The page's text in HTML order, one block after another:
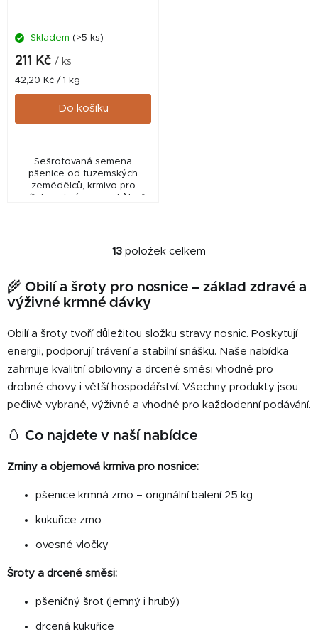
Skladem (>5 ks)
211 Kč / ks
Měrná
cena:
42,20 Kč / 1 kg
Do košíku
Sešrotovaná semena
pšenice od tuzemských
zemědělců, krmivo pro
O
l
a
c
í
p
r
k
v
p
13 položek celkem
🌾 Obilí a šroty pro nosnice – základ zdravé a
výživné krmné dávky
Obilí a šroty tvoří důležitou složku stravy nosnic. Poskytují
energii, podporují trávení a stabilní snášku. Naše nabídka
zahrnuje kvalitní obiloviny a drcené směsi vhodné pro
drobné chovy i větší hospodářství. Všechny produkty jsou
pečlivě vybrané, výživné a vhodné pro každodenní podávání.
🥚 Co najdete v naší nabídce
Zrniny a objemová krmiva pro nosnice:
pšenice krmná zrno – originální balení 25 kg
kukuřice zrno
ovesné vločky
Šroty a drcené směsi:
pšeničný šrot (jemný i hrubý)
drcená kukuřice